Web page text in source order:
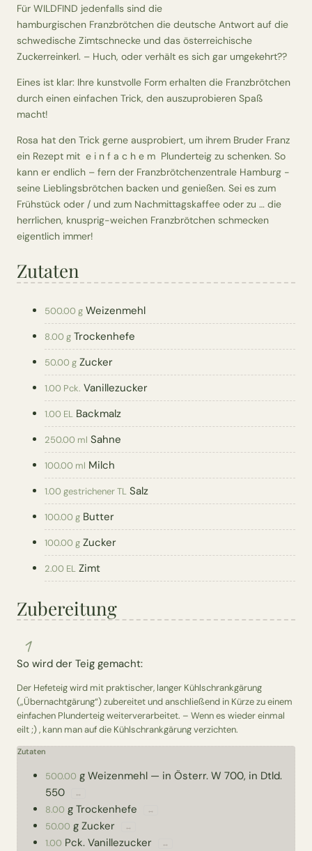
Für WILDFIND jedenfalls sind die
hamburgischen Franzbrötchen die deutsche Antwort auf die
schwedische Zimtschnecke und das österreichische
Zuckerreinkerl. – Huch, oder verhält es sich gar umgekehrt??
Eines ist klar: Ihre kunstvolle Form erhalten die Franzbrötchen
durch einen einfachen Trick, den auszuprobieren Spaß
macht!
Rosa hat den Trick gerne ausprobiert, um ihrem Bruder Franz
ein Rezept mit e i n f a c h e m Plunderteig zu schenken. So
kann er endlich – fern der Franzbrötchenzentrale Hamburg -
seine Lieblingsbrötchen backen und genießen. Sei es zum
Frühstück oder / und zum Nachmittagskaffee oder zu … die
herrlichen, knusprig-weichen Franzbrötchen schmecken
eigentlich immer!
Zutaten
500.00 g Weizenmehl
8.00 g Trockenhefe
50.00 g Zucker
1.00 Pck. Vanillezucker
1.00 EL Backmalz
250.00 ml Sahne
100.00 ml Milch
1.00 gestrichener TL Salz
100.00 g Butter
100.00 g Zucker
2.00 EL Zimt
Zubereitung
1
So wird der Teig gemacht:
Der Hefeteig wird mit praktischer, langer Kühlschrankgärung
(„Übernachtgärung“) zubereitet und anschließend in Kürze zu einem
einfachen Plunderteig weiterverarbeitet. – Wenn es wieder einmal
eilt ;) , kann man auf die Kühlschrankgärung verzichten.
Zutaten
500.00 g Weizenmehl — in Österr. W 700, in Dtld.
550
↔
8.00 g Trockenhefe ↔
50.00 g Zucker ↔
1.00 Pck. Vanillezucker ↔